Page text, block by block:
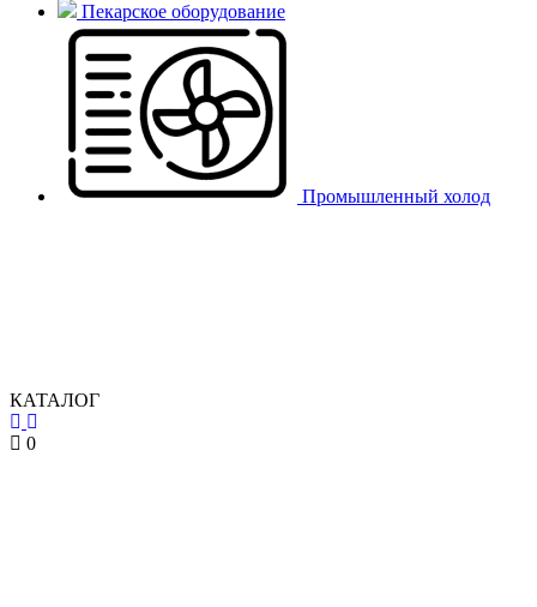
Пекарское оборудование
Промышленный холод
КАТАЛОГ
0